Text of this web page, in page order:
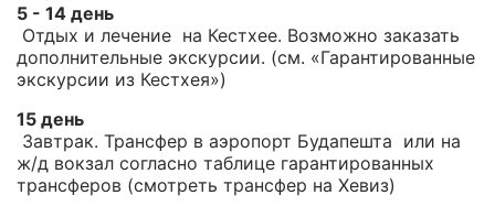
5 - 14 день
Отдых и лечение на Кестхее. Возможно заказать
дополнительные экскурсии. (см. «Гарантированные
экскурсии из Кестхея»)
15 день
Завтрак. Трансфер в аэропорт Будапешта или на
ж/д вокзал согласно таблице гарантированных
трансферов (смотреть трансфер на Хевиз)